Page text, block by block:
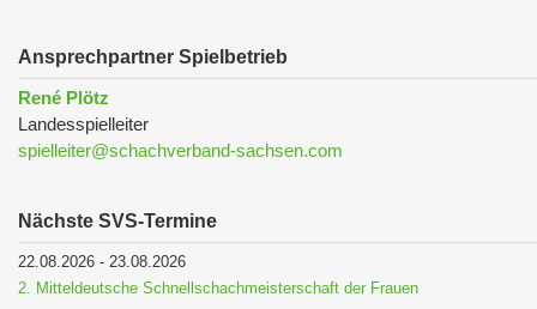
Ansprechpartner Spielbetrieb
René Plötz
Landesspielleiter
spielleiter@schachverband-sachsen.com
Nächste SVS-Termine
22.08.2026 - 23.08.2026
2. Mitteldeutsche Schnellschachmeisterschaft der Frauen